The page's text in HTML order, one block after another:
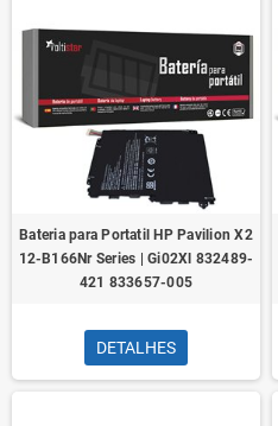
Bateria para Portatil HP Pavilion X2
12-B166Nr Series | Gi02Xl 832489-
421 833657-005
DETALHES